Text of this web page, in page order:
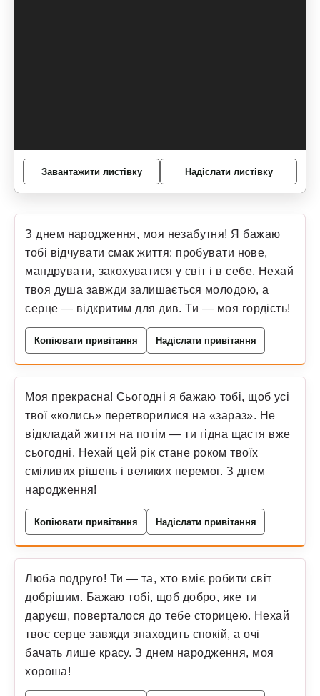
Завантажити листівку Надіслати листівку
З днем народження, моя незабутня! Я бажаю
тобі відчувати смак життя: пробувати нове,
мандрувати, закохуватися у світ і в себе. Нехай
твоя душа завжди залишається молодою, а
серце — відкритим для див. Ти — моя гордість!
Копіювати привітання Надіслати привітання
Моя прекрасна! Сьогодні я бажаю тобі, щоб усі
твої «колись» перетворилися на «зараз». Не
відкладай життя на потім — ти гідна щастя вже
сьогодні. Нехай цей рік стане роком твоїх
сміливих рішень і великих перемог. З днем
народження!
Копіювати привітання Надіслати привітання
Люба подруго! Ти — та, хто вміє робити світ
добрішим. Бажаю тобі, щоб добро, яке ти
даруєш, поверталося до тебе сторицею. Нехай
твоє серце завжди знаходить спокій, а очі
бачать лише красу. З днем народження, моя
хороша!